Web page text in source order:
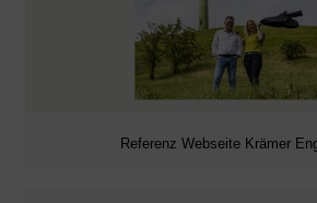
Referenz Webseite Krämer